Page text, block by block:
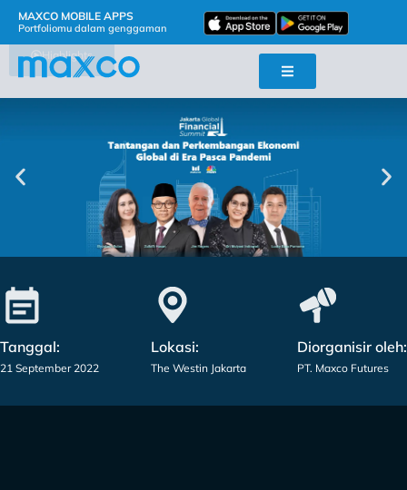
MAXCO MOBILE APPS
Portfoliomu dalam genggaman
Highlights
Tanggal:
21 September 2022
Lokasi:
The Westin Jakarta
Diorganisir oleh:
PT. Maxco Futures